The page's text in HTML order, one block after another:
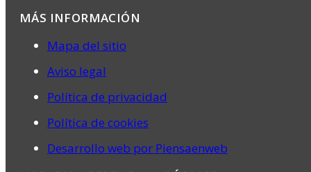
MÁS INFORMACIÓN
Mapa del sitio
Aviso legal
Política de privacidad
Política de cookies
Desarrollo web por Piensaenweb